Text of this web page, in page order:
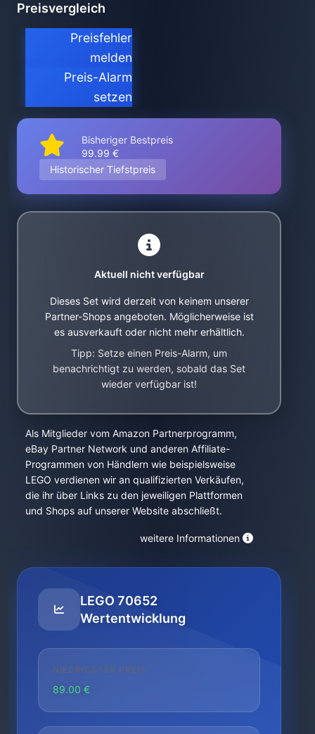
Preisvergleich
Preisfehler
melden
Preis-Alarm
setzen
Bisheriger Bestpreis
99.99 €
Historischer Tiefstpreis
Aktuell nicht verfügbar
Dieses Set wird derzeit von keinem unserer
Partner-Shops angeboten. Möglicherweise ist
es ausverkauft oder nicht mehr erhältlich.
Tipp: Setze einen Preis-Alarm, um
benachrichtigt zu werden, sobald das Set
wieder verfügbar ist!
Als Mitglieder vom Amazon Partnerprogramm,
eBay Partner Network und anderen Affiliate-
Programmen von Händlern wie beispielsweise
LEGO verdienen wir an qualifizierten Verkäufen,
die ihr über Links zu den jeweiligen Plattformen
und Shops auf unserer Website abschließt.
weitere Informationen
LEGO 70652
Wertentwicklung
NIEDRIGSTER PREIS
89.00 €